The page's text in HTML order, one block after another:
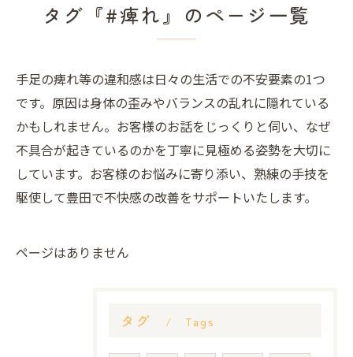
タグ『#痺れ』のページ一覧
手足の痺れ等の違和感は日々の生活での不安要素の1つ
です。原因は身体の歪みやバランスの乱れに隠れている
かもしれません。お客様のお話をじっくりと伺い、なぜ
不具合が起きているのかを丁寧に見極める姿勢を大切に
しています。お客様のお悩みに寄り添い、熟練の手技を
駆使して豊田で不快感の改善をサポートいたします。
ページはありません
タグ Tags